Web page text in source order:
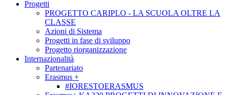
Progetti
PROGETTO CARIPLO - LA SCUOLA OLTRE LA
CLASSE
Azioni di Sistema
Progetti in fase di sviluppo
Progetto riorganizzazione
Internazionalità
Partenariato
Erasmus +
#IORESTOERASMUS